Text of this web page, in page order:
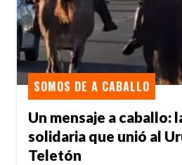
Un mensaje a caballo:
solidaria que unió al
Teletón
SOMOS DE A CABALLO